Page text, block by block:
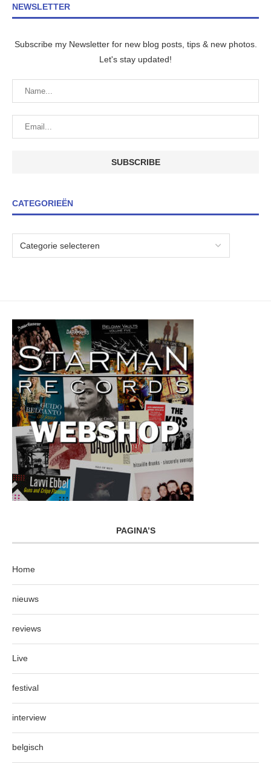
NEWSLETTER
Subscribe my Newsletter for new blog posts, tips & new photos.
Let's stay updated!
CATEGORIEËN
PAGINA’S
Home
nieuws
reviews
Live
festival
interview
belgisch